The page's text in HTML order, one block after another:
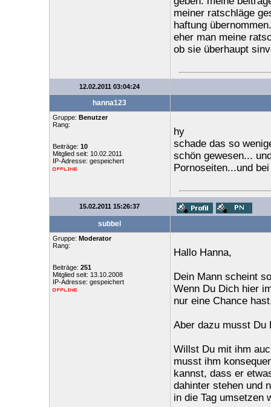
meiner ratschläge
haftung übernommen.
eher man meine
ob sie überhaupt
12.02.2011 03:04:24
hanna123
Gruppe: Benutzer
Rang:
Beiträge: 10
Mitglied seit: 10.02.2011
IP-Adresse: gespeichert
hy
schade das so
schön gewesen...
Pornoseiten...und
15.02.2011 15:26:37
subbel
Gruppe: Moderator
Rang:
Beiträge: 251
Mitglied seit: 13.10.2008
IP-Adresse: gespeichert
Hallo Hanna,
Dein Mann scheint
Wenn Du Dich hier
nur eine Chance
Aber dazu musst Du
Willst Du mit ihm
musst ihm
kannst, dass er
dahinter stehen und
in die Tag umsetzen